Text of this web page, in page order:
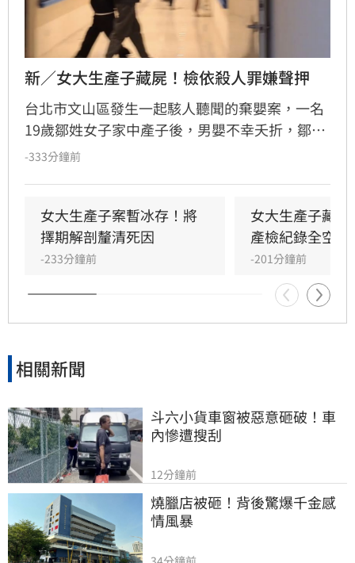
新／女大生產子藏屍！檢依殺人罪嫌聲押
台北市文山區發生一起駭人聽聞的棄嬰案，一名
19歲鄒姓女子家中產子後，男嬰不幸夭折，鄒女
竟未報案，反而將屍體包裹藏匿於房內。直至數
步尚無法確認男嬰死因，後續將擇期解剖釐清。
檢察官複訊後，認定鄒女涉犯殺人罪嫌重大，且
有湮滅證據之虞，已向台北地方法院聲請羈押，
-333分鐘前
女大生產子案暫冰存！將
擇期解剖釐清死因
-233分鐘前
女大生產子藏
產檢紀錄全空白
-201分鐘前
相關新聞
斗六小貨車窗被惡意砸破！車
內慘遭搜刮
12分鐘前
燒臘店被砸！背後驚爆千金感
情風暴